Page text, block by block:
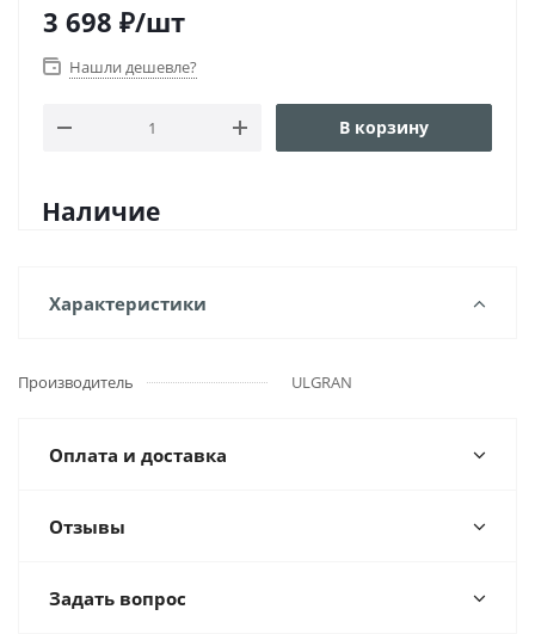
3 698 ₽/шт
Нашли дешевле?
В корзину
Наличие
Характеристики
Производитель ULGRAN
Оплата и доставка
Отзывы
Задать вопрос